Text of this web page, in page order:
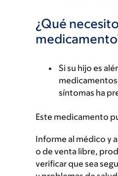
¿Qué
Si su hijo es
síntomas ha
Este medicamento
Informe al médico y
o de venta libre,
verificar que sea